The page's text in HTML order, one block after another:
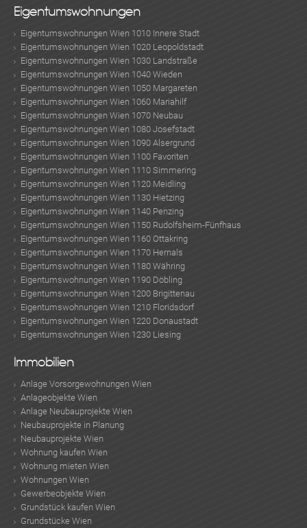
Eigentumswohnungen
Eigentumswohnungen Wien 1010 Innere Stadt
Eigentumswohnungen Wien 1020 Leopoldstadt
Eigentumswohnungen Wien 1030 Landstraße
Eigentumswohnungen Wien 1040 Wieden
Eigentumswohnungen Wien 1050 Margareten
Eigentumswohnungen Wien 1060 Mariahilf
Eigentumswohnungen Wien 1070 Neubau
Eigentumswohnungen Wien 1080 Josefstadt
Eigentumswohnungen Wien 1090 Alsergrund
Eigentumswohnungen Wien 1100 Favoriten
Eigentumswohnungen Wien 1110 Simmering
Eigentumswohnungen Wien 1120 Meidling
Eigentumswohnungen Wien 1130 Hietzing
Eigentumswohnungen Wien 1140 Penzing
Eigentumswohnungen Wien 1150 Rudolfsheim-Fünfhaus
Eigentumswohnungen Wien 1160 Ottakring
Eigentumswohnungen Wien 1170 Hernals
Eigentumswohnungen Wien 1180 Währing
Eigentumswohnungen Wien 1190 Döbling
Eigentumswohnungen Wien 1200 Brigittenau
Eigentumswohnungen Wien 1210 Floridsdorf
Eigentumswohnungen Wien 1220 Donaustadt
Eigentumswohnungen Wien 1230 Liesing
Immobilien
Anlage Vorsorgewohnungen Wien
Anlageobjekte Wien
Anlage Neubauprojekte Wien
Neubauprojekte in Planung
Neubauprojekte Wien
Wohnung kaufen Wien
Wohnung mieten Wien
Wohnungen Wien
Gewerbeobjekte Wien
Grundstück kaufen Wien
Grundstücke Wien